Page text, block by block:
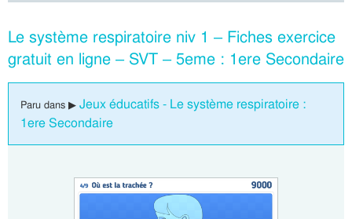
Le système respiratoire niv 1 – Fiches exercice
gratuit en ligne – SVT – 5eme : 1ere Secondaire
Paru dans ▶ Jeux éducatifs - Le système respiratoire :
1ere Secondaire